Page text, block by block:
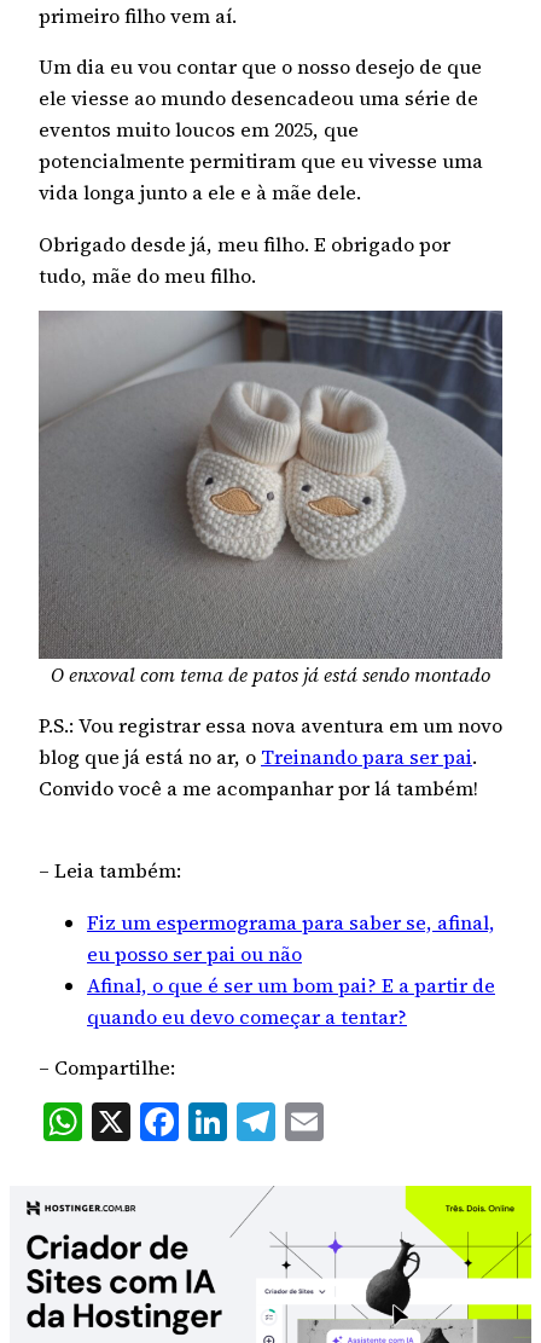
primeiro filho vem aí.
Um dia eu vou contar que o nosso desejo de que
ele viesse ao mundo desencadeou uma série de
eventos muito loucos em 2025, que
potencialmente permitiram que eu vivesse uma
vida longa junto a ele e à mãe dele.
Obrigado desde já, meu filho. E obrigado por
tudo, mãe do meu filho.
O enxoval com tema de patos já está sendo montado
P.S.: Vou registrar essa nova aventura em um novo
blog que já está no ar, o Treinando para ser pai.
Convido você a me acompanhar por lá também!
– Leia também:
Fiz um espermograma para saber se, afinal,
eu posso ser pai ou não
Afinal, o que é ser um bom pai? E a partir de
quando eu devo começar a tentar?
– Compartilhe:
WhatsApp
X Facebook
LinkedIn
Telegram